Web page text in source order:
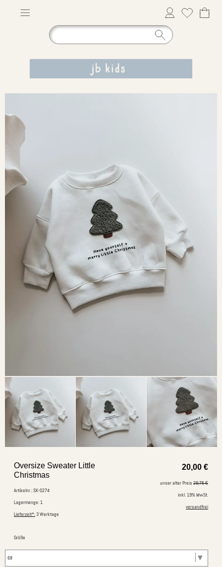
20,00 €
Oversize Sweater Little
Christmas
Artikelnr.: SK-0274
Lagermenge: 1
Lieferzeit*:3 Werktage
unser alter Preis 29,75 €
inkl. 19% MwSt.
versandfrei
Größe